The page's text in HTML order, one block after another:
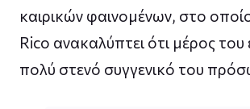
καιρικών φαινομένων, στο
Rico ανακαλύπτει ότι μέρος του
πολύ στενό συγγενικό του